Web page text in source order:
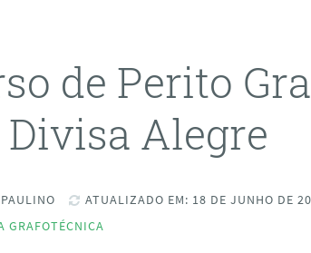
de Perito
Alegre
ATUALIZADO EM: 18 DE JUNHO DE
GRAFOTÉCNICA